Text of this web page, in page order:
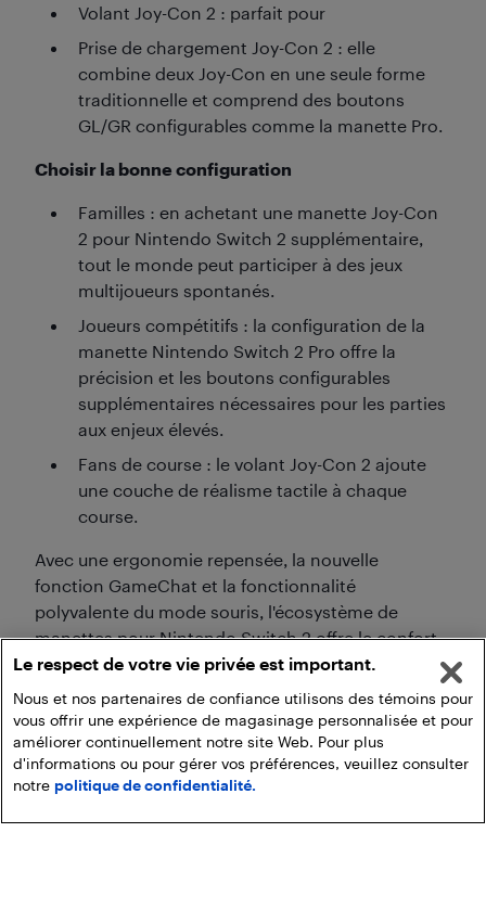
Volant Joy-Con 2 : parfait pour
Prise de chargement Joy-Con 2 : elle
combine deux Joy-Con en une seule forme
traditionnelle et comprend des boutons
GL/GR configurables comme la manette Pro.
Choisir la bonne configuration
Familles : en achetant une manette Joy-Con
2 pour Nintendo Switch 2 supplémentaire,
tout le monde peut participer à des jeux
multijoueurs spontanés.
Joueurs compétitifs : la configuration de la
manette Nintendo Switch 2 Pro offre la
précision et les boutons configurables
supplémentaires nécessaires pour les parties
aux enjeux élevés.
Fans de course : le volant Joy-Con 2 ajoute
une couche de réalisme tactile à chaque
course.
Avec une ergonomie repensée, la nouvelle
fonction GameChat et la fonctionnalité
polyvalente du mode souris, l'écosystème de
manettes pour Nintendo Switch 2 offre le confort
et la connectivité sociale pour vous permettre de
jouer à votre façon.
Le respect de votre vie privée est important.
Nous et nos partenaires de confiance utilisons des témoins pour
vous offrir une expérience de magasinage personnalisée et pour
améliorer continuellement notre site Web. Pour plus
d'informations ou pour gérer vos préférences, veuillez consulter
notre politique de confidentialité.